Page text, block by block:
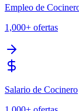
Empleo de
1,000+ ofertas
Salario de Cocinero